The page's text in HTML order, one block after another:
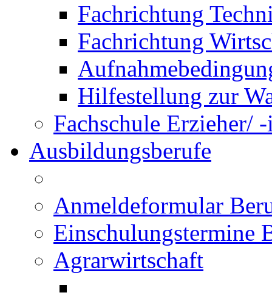
Fachrichtung
Fachrichtung
Hilfestellung zur
Fachschule Erzieher/
Ausbildungsberufe
Anmeldeformular
Einschulungstermine
Agrarwirtschaft